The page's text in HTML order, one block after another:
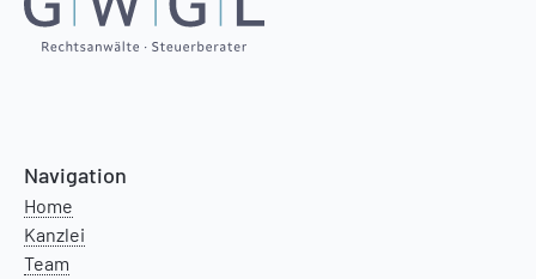
Navigation
Home
Kanzlei
Team